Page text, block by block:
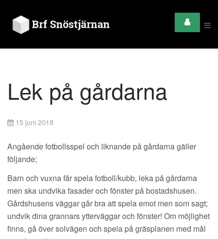
Lek på gårdarna
15 juni 2018
Angående fotbollsspel och liknande på gårdarna gäller
följande;
Barn och vuxna får spela fotboll/kubb, leka på gårdarna
men ska undvika fasader och fönster på bostadshusen.
Gårdshusens väggar går bra att spela emot men som sagt;
undvik dina grannars ytterväggar och fönster! Om möjlighet
finns, gå över solvägen och spela på gräsplanen med mål